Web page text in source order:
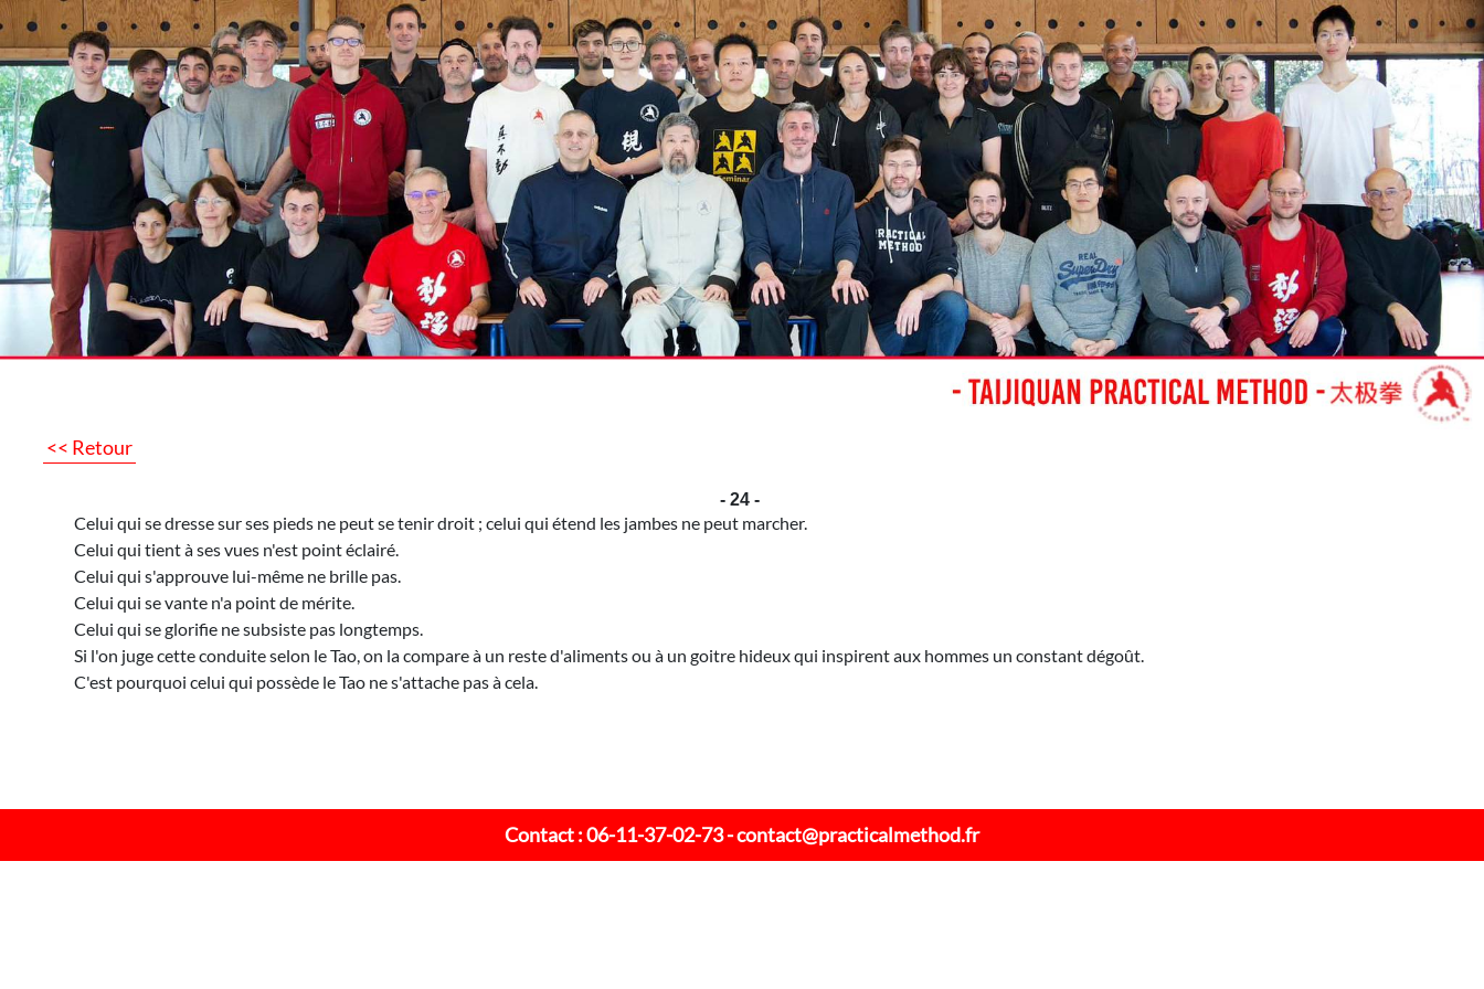
<< Retour
- 24 -
Celui qui se dresse sur ses pieds ne peut se tenir droit ; celui qui étend les jambes ne peut marcher.
Celui qui tient à ses vues n'est point éclairé.
Celui qui s'approuve lui-même ne brille pas.
Celui qui se vante n'a point de mérite.
Celui qui se glorifie ne subsiste pas longtemps.
Si l'on juge cette conduite selon le Tao, on la compare à un reste d'aliments ou à un goitre hideux qui inspirent aux hommes un constant dégoût.
C'est pourquoi celui qui possède le Tao ne s'attache pas à cela.
Contact : 06-11-37-02-73 -contact@practicalmethod.fr